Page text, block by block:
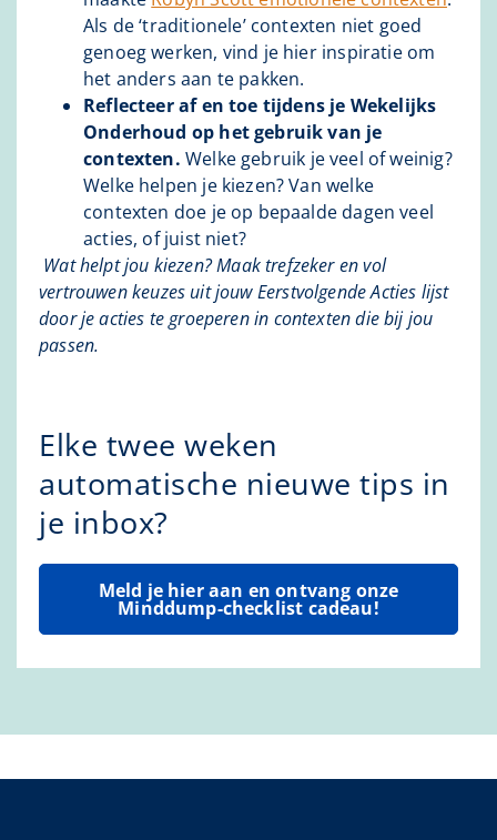
Als de ‘traditionele’ contexten niet goed
genoeg werken, vind je hier inspiratie om
het anders aan te pakken.
Reflecteer af en toe tijdens je Wekelijks
Onderhoud op het gebruik van je
contexten. Welke gebruik je veel of weinig?
Welke helpen je kiezen? Van welke
contexten doe je op bepaalde dagen veel
acties, of juist niet?
Wat helpt jou kiezen? Maak trefzeker en vol
vertrouwen keuzes uit jouw Eerstvolgende Acties lijst
door je acties te groeperen in contexten die bij jou
passen.
Elke twee weken
automatische nieuwe tips in
je inbox?
Meld je hier aan en ontvang onze
Minddump-checklist cadeau!